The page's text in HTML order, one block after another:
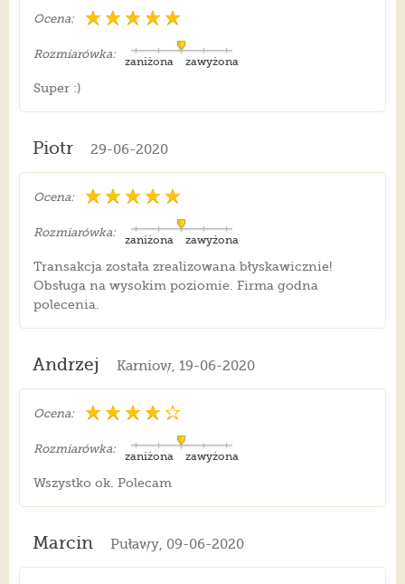
Ocena:
Rozmiarówka:
zawyżona
zaniżona
Super :)
Piotr 29-06-2020
Ocena:
Rozmiarówka:
zawyżona
zaniżona
Transakcja została zrealizowana błyskawicznie!
Obsługa na wysokim poziomie. Firma godna
polecenia.
Andrzej Karniow, 19-06-2020
Ocena:
Rozmiarówka:
zawyżona
zaniżona
Wszystko ok. Polecam
Marcin Puławy, 09-06-2020